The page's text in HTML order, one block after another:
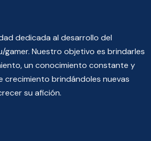
dedicada al desarrollo del
gamer. Nuestro objetivo es brindarles
un conocimiento constante y
crecimiento brindándoles nuevas
su afición.